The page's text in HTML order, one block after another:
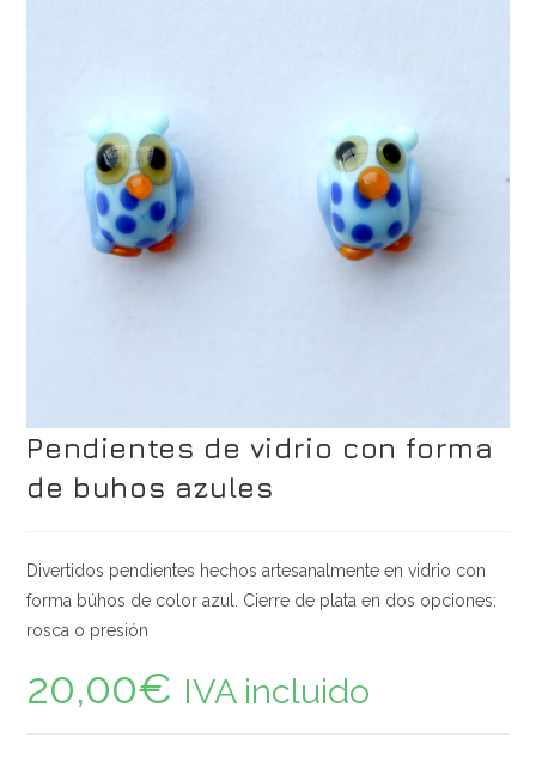
Pendientes de vidrio con forma
de buhos azules
Divertidos pendientes hechos artesanalmente en vidrio con
forma búhos de color azul. Cierre de plata en dos opciones:
rosca o presión
20,00€ IVA incluido